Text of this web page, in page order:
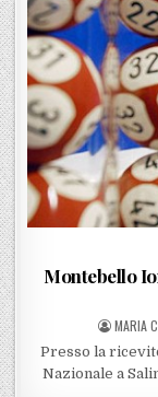
Montebello
MARIA
Presso la
Nazionale a